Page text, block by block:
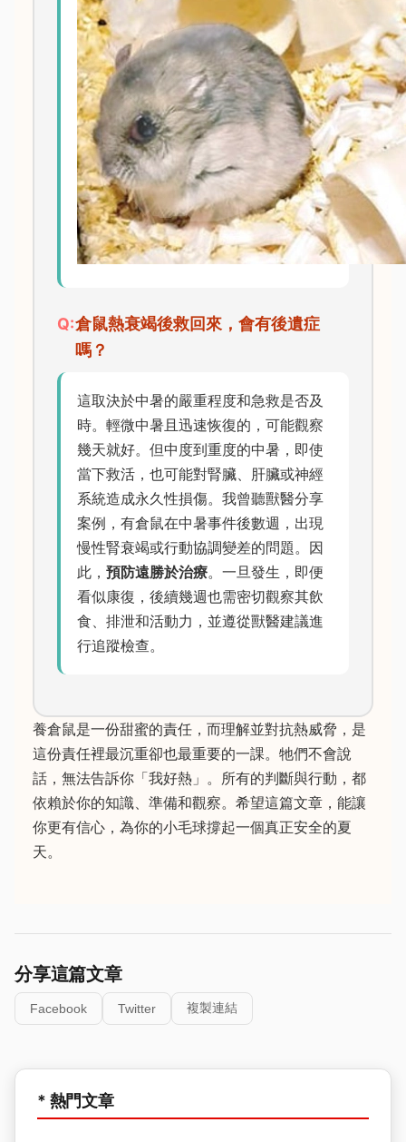
倉鼠熱衰竭後救回來，會有後遺症
嗎？
這取決於中暑的嚴重程度和急救是否及
時。輕微中暑且迅速恢復的，可能觀察
幾天就好。但中度到重度的中暑，即使
當下救活，也可能對腎臟、肝臟或神經
系統造成永久性損傷。我曾聽獸醫分享
案例，有倉鼠在中暑事件後數週，出現
慢性腎衰竭或行動協調變差的問題。因
此， 預防遠勝於治療。一旦發生，即便
看似康復，後續幾週也需密切觀察其飲
食、排泄和活動力，並遵從獸醫建議進
行追蹤檢查。
養倉鼠是一份甜蜜的責任，而理解並對抗熱威脅，是
這份責任裡最沉重卻也最重要的一課。牠們不會說
話，無法告訴你「我好熱」。所有的判斷與行動，都
依賴於你的知識、準備和觀察。希望這篇文章，能讓
你更有信心，為你的小毛球撐起一個真正安全的夏
天。
分享這篇文章
Facebook Twitter 複製連結
* 熱門文章